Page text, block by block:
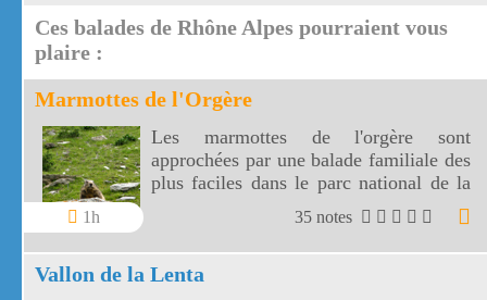
Ces balades de Rhône Alpes pourraient vous
plaire :
Marmottes de l'Orgère
1h
Les marmottes de l'orgère sont
approchées par une balade familiale des
plus faciles dans le parc national de la
Vanoise. Les marmottes de l'Orgère sont
visibles au fond d'un vallon juste en
dessous des 2000 m d'altitude.
35 notes
Vallon de la Lenta